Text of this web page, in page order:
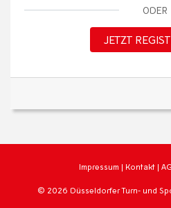
ODER
JETZT
Impressum | Kontakt |
© 2026 Düsseldorfer Turn- und